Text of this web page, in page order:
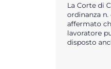
La Corte di
ordinanza n.
affermato
lavoratore
disposto